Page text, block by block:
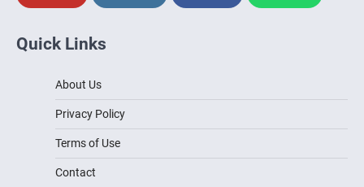
Quick Links
About Us
Privacy Policy
Terms of Use
Contact